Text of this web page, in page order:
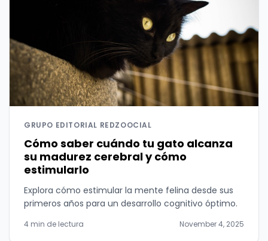
GRUPO EDITORIAL REDZOOCIAL
Cómo saber cuándo tu gato alcanza
su madurez cerebral y cómo
estimularlo
Explora cómo estimular la mente felina desde sus
primeros años para un desarrollo cognitivo óptimo.
4 min de lectura November 4, 2025